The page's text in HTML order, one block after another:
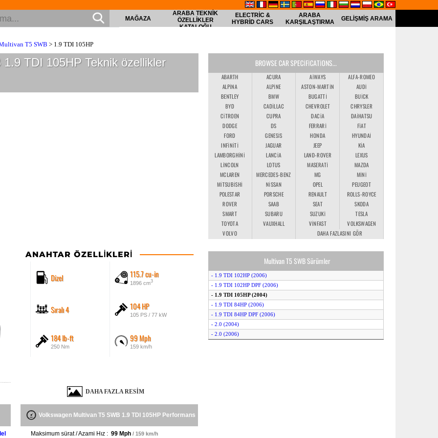
MAĞAZA
ARABA TEKNIK
ÖZELLIKLER
KATALOĞU
ELECTRIC &
HYBRID CARS
ARABA
KARŞILAŞTIRMA
GELIŞMIŞ ARAMA
T5 SWB > 1.9 TDI 105HP
1.9 TDI 105HP Teknik özellikler
ANAHTAR ÖZELLIKLERI
Dizel 115.7 cu-in
1896 cm3
Sıralı 4 104 HP
105 PS / 77 kW
184 lb-ft
250 Nm
99 Mph
159 km/h
DAHA FAZLA RESIM
Volkswagen Multivan T5 SWB 1.9 TDI 105HP Performans
Maksimum sürat / Azami Hız : 99 Mph / 159 km/h
BROWSE CAR SPECIFICATIONS...
ABARTH ACURA AIWAYS
ALFA-ROMEO
ALPINA
ALPINE ASTON-MARTIN
AUDI
BENTLEY
BMW BUGATTI
BUICK
BYD
CADILLAC CHEVROLET
CHRYSLER
CITROEN
CUPRA DACIA
DAIHATSU
DODGE
DS FERRARI
FIAT
FORD
GENESIS HONDA
HYUNDAI
INFINITI
JAGUAR JEEP
KIA
LAMBORGHINI
LANCIA LAND-ROVER
LEXUS
LINCOLN
LOTUS MASERATI
MAZDA
MCLAREN
MERCEDES-BENZ MG
MINI
MITSUBISHI
NISSAN OPEL
PEUGEOT
POLESTAR
PORSCHE RENAULT
ROLLS-ROYCE
ROVER
SAAB SEAT
SKODA
SMART
SUBARU SUZUKI
TESLA
TOYOTA
VAUXHALL VINFAST
VOLKSWAGEN
VOLVO
DAHA FAZLASINI GÖR
Multivan T5 SWB Sürümler
- 1.9 TDI 102HP (2006)
- 1.9 TDI 102HP DPF (2006)
- 1.9 TDI 105HP (2004)
- 1.9 TDI 84HP (2006)
- 1.9 TDI 84HP DPF (2006)
- 2.0 (2004)
- 2.0 (2006)